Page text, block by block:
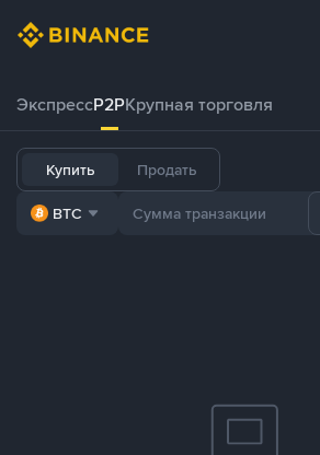
ЭкспрессP2PКрупная торговля
Купить Продать
BTC